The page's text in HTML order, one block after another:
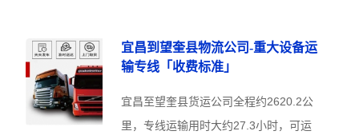
宜昌到望奎县物流公司-重大设备运
输专线「收费标准」
宜昌至望奎县货运公司全程约2620.2公
里，专线运输用时大约27.3小时，可运